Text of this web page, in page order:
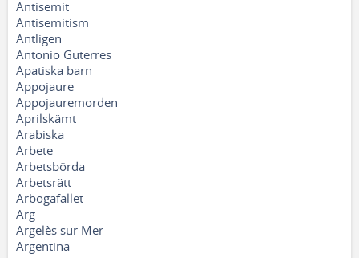
Antisemit
Antisemitism
Äntligen
Antonio Guterres
Apatiska barn
Appojaure
Appojauremorden
Aprilskämt
Arabiska
Arbete
Arbetsbörda
Arbetsrätt
Arbogafallet
Arg
Argelès sur Mer
Argentina